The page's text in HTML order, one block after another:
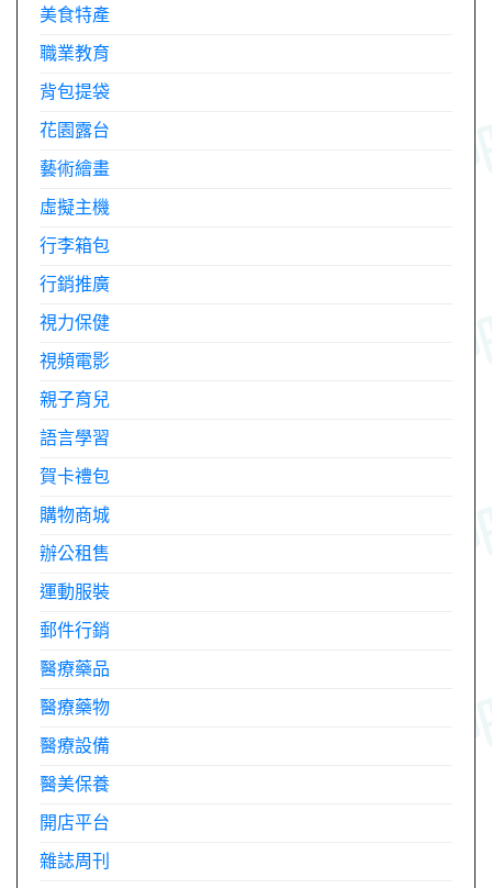
美食特產
職業教育
背包提袋
花園露台
藝術繪畫
虛擬主機
行李箱包
行銷推廣
視力保健
視頻電影
親子育兒
語言學習
賀卡禮包
購物商城
辦公租售
運動服裝
郵件行銷
醫療藥品
醫療藥物
醫療設備
醫美保養
開店平台
雜誌周刊